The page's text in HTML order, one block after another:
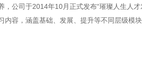
，公司于2014年10月正式发布“璀璨人生人
内容，涵盖基础、发展、提升等不同层级模